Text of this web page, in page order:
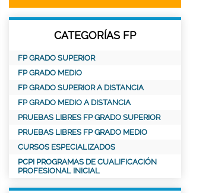
CATEGORÍAS FP
FP GRADO SUPERIOR
FP GRADO MEDIO
FP GRADO SUPERIOR A DISTANCIA
FP GRADO MEDIO A DISTANCIA
PRUEBAS LIBRES FP GRADO SUPERIOR
PRUEBAS LIBRES FP GRADO MEDIO
CURSOS ESPECIALIZADOS
PCPI PROGRAMAS DE CUALIFICACIÓN
PROFESIONAL INICIAL